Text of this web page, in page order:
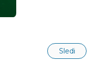
Sledi